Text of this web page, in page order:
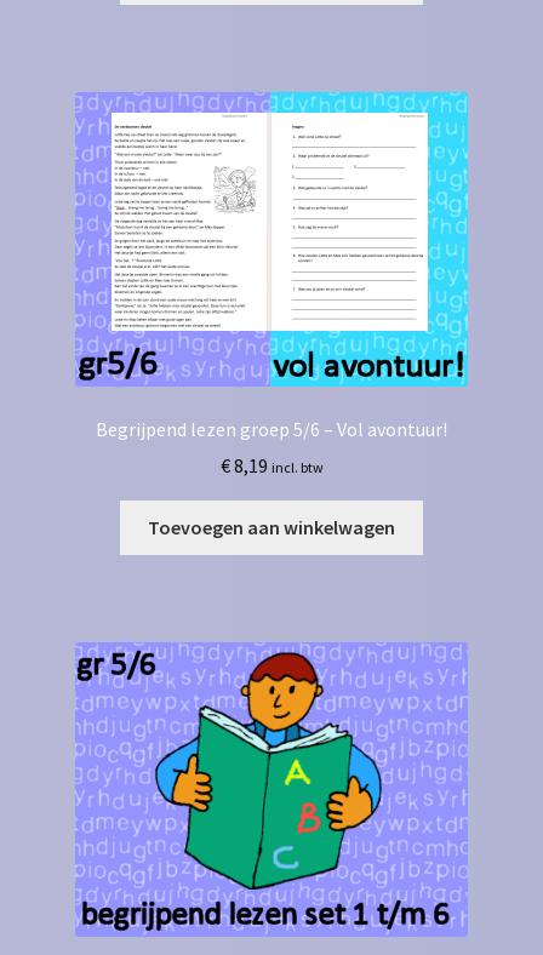
Begrijpend lezen groep 5/6 – Vol avontuur!
€8,19 incl. btw
Toevoegen aan winkelwagen